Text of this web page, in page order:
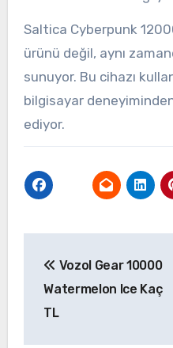
Saltica Cyberpunk
ürünü değil, aynı
sunuyor. Bu cihazı
bilgisayar
ediyor.
gezinmesi
Vozol Gear 10000
Watermelon Ice Kaç
TL